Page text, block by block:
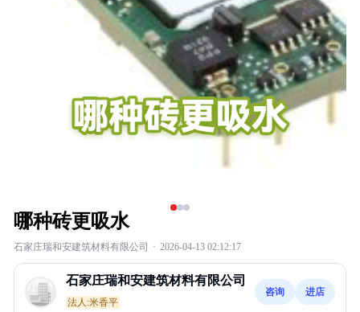
哪种砖更吸水
石家庄瑞和安建筑材料有限公司 · 2026-04-13 02:12:17
石家庄瑞和安建筑材料有限公司
法人:米香平
咨询 进店